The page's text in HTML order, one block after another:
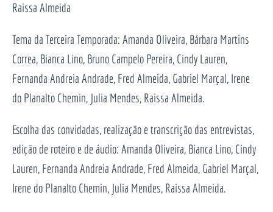
Raissa Almeida
Tema da Terceira Temporada: Amanda Oliveira, Bárbara Martins
Correa, Bianca Lino, Bruno Campelo Pereira, Cindy Lauren,
Fernanda Andreia Andrade, Fred Almeida, Gabriel Marçal, Irene
do Planalto Chemin, Julia Mendes, Raissa Almeida.
Escolha das convidadas, realização e transcrição das entrevistas,
edição de roteiro e de áudio: Amanda Oliveira, Bianca Lino, Cindy
Lauren, Fernanda Andreia Andrade, Fred Almeida, Gabriel Marçal,
Irene do Planalto Chemin, Julia Mendes, Raissa Almeida.